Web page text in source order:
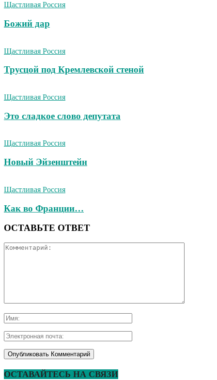
Щастливая Россия
Божий дар
Щастливая Россия
Трусцой под Кремлевской стеной
Щастливая Россия
Это сладкое слово депутата
Щастливая Россия
Новый Эйзенштейн
Щастливая Россия
Как во Франции…
ОСТАВЬТЕ ОТВЕТ
ОСТАВАЙТЕСЬ НА СВЯЗИ